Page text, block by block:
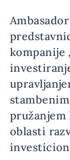
kompanije
pružanjem
oblasti